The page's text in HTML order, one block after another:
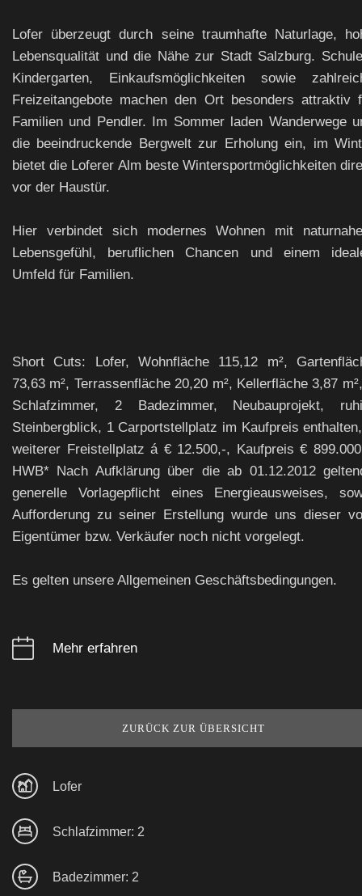
Lofer überzeugt durch seine traumhafte Naturlage,
Lebensqualität und die Nähe zur Stadt Salzburg.
Kindergarten, Einkaufsmöglichkeiten sowie
Freizeitangebote machen den Ort besonders attraktiv
Familien und Pendler. Im Sommer laden Wanderwege
die beeindruckende Bergwelt zur Erholung ein, im
bietet die Loferer Alm beste Wintersportmöglichkeiten
vor der Haustür.
Hier verbindet sich modernes Wohnen mit
Lebensgefühl, beruflichen Chancen und einem
Umfeld für Familien.
Short Cuts: Lofer, Wohnfläche 115,12 m²,
73,63 m², Terrassenfläche 20,20 m², Kellerfläche 3,87
Schlafzimmer, 2 Badezimmer, Neubauprojekt,
Steinbergblick, 1 Carportstellplatz im Kaufpreis
weiterer Freistellplatz á € 12.500,-, Kaufpreis €
HWB* Nach Aufklärung über die ab 01.12.2012
generelle Vorlagepflicht eines Energieausweises,
Aufforderung zu seiner Erstellung wurde uns dieser
Eigentümer bzw. Verkäufer noch nicht vorgelegt.
Es gelten unsere Allgemeinen Geschäftsbedingungen.
Mehr erfahren
ZURÜCK ZUR ÜBERSICHT
Lofer
Schlafzimmer: 2
Badezimmer: 2